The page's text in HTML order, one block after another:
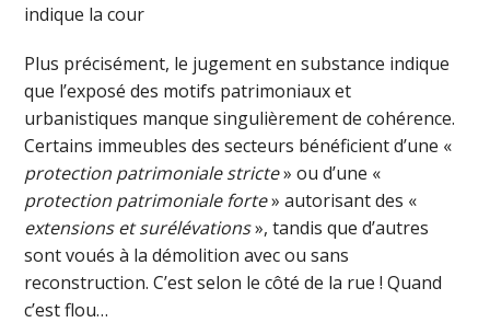
indique la cour
Plus précisément, le jugement en substance indique
que l’exposé des motifs patrimoniaux et
urbanistiques manque singulièrement de cohérence.
Certains immeubles des secteurs bénéficient d’une «
protection patrimoniale stricte» ou d’une «
protection patrimoniale forte» autorisant des «
extensions et surélévations», tandis que d’autres
sont voués à la démolition avec ou sans
reconstruction. C’est selon le côté de la rue ! Quand
c’est flou…